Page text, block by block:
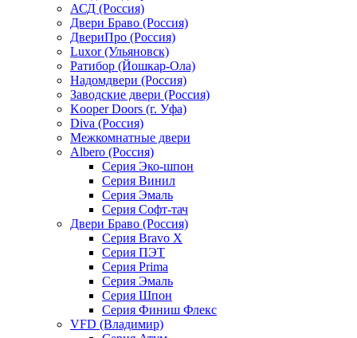
АСД (Россия)
Двери Браво (Россия)
ДвериПро (Россия)
Luxor (Ульяновск)
Ратибор (Йошкар-Ола)
Надомдвери (Россия)
Заводские двери (Россия)
Kooper Doors (г. Уфа)
Diva (Россия)
Межкомнатные двери
Albero (Россия)
Серия Эко-шпон
Серия Винил
Серия Эмаль
Серия Софт-тач
Двери Браво (Россия)
Серия Bravo X
Серия ПЭТ
Серия Prima
Серия Эмаль
Серия Шпон
Серия Финиш Флекс
VFD (Владимир)